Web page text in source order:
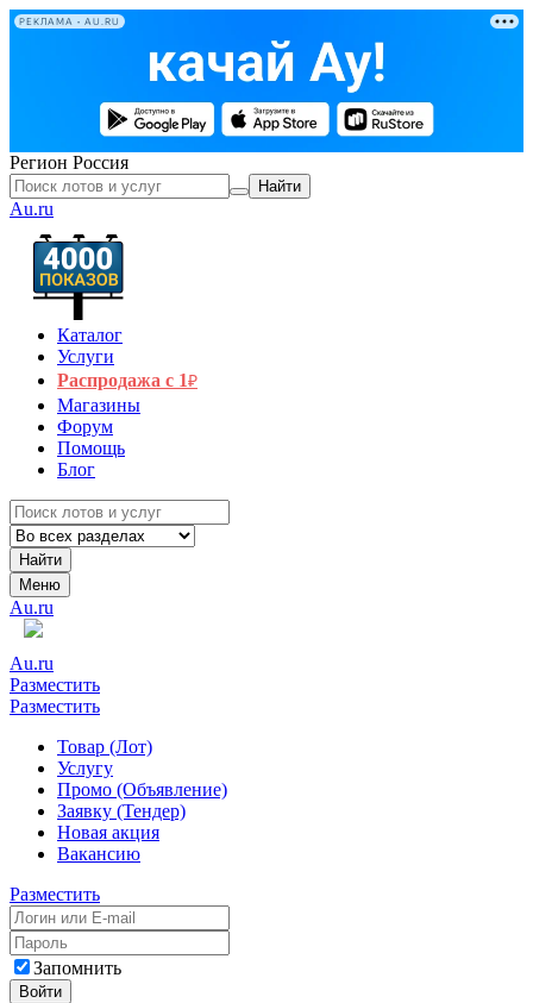
РЕКЛАМА • AU.RU
Регион Россия
Найти
Au.ru
Каталог
Услуги
Распродажа с 1₽
Магазины
Форум
Помощь
Блог
Найти
Меню
Au.ru
Au.ru
Разместить
Разместить
Товар (Лот)
Услугу
Промо (Объявление)
Заявку (Тендер)
Новая акция
Вакансию
Разместить
Запомнить
Войти